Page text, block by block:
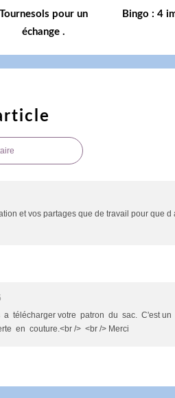
Tournesols pour un
échange .
Bingo : 4
et vos partages que de travail pour que
a télécharger votre patron du sac. C'est
en couture.<br /> <br /> Merci